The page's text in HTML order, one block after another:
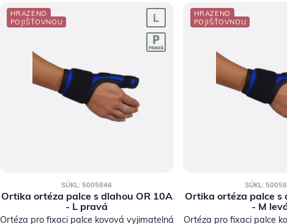
HRAZENO
POJIŠŤOVNOU
SÚKL: 5005846
Ortika ortéza palce s dlahou OR 10A
- L pravá
Ortéza pro fixaci palce kovová vyjimatelná
HRAZENO
POJIŠŤOVNOU
SÚKL:
Ortika ortéza palce s
- M
Ortéza pro fixaci palce